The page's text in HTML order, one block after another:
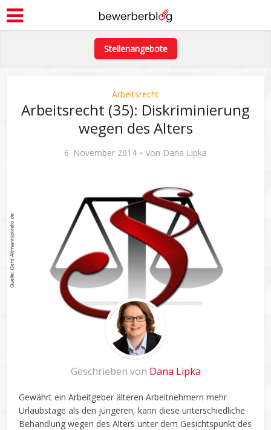
Stellenangebote
Arbeitsrecht
Arbeitsrecht (35): Diskriminierung
wegen des Alters
6. November 2014 von Dana Lipka
Geschrieben von Dana Lipka
Gewährt ein Arbeitgeber älteren Arbeitnehmern mehr
Urlaubstage als den jüngeren, kann diese unterschiedliche
Behandlung wegen des Alters unter dem Gesichtspunkt des